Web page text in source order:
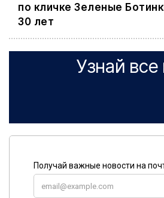
по кличке Зеленые
30 лет
Узнай все